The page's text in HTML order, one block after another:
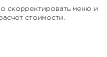
скорректировать меню и
стоимости.